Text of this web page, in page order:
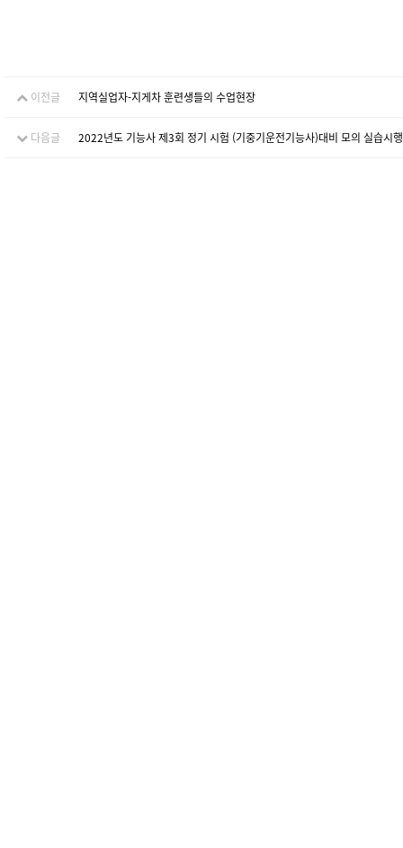
이전글 지역실업자-지게차 훈련생들의 수업현장
다음글 2022년도 기능사 제3회 정기 시험 (기중기운전기능사)대비 모의 실습시행